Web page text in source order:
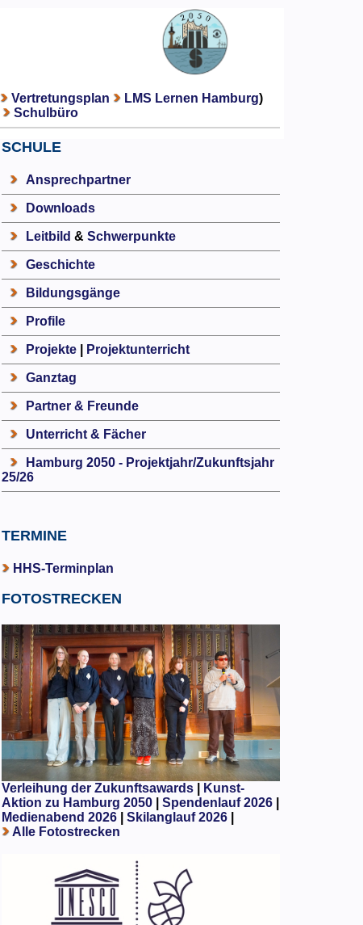
Vertretungsplan LMS Lernen Hamburg)
Schulbüro
SCHULE
Ansprechpartner
Downloads
Leitbild & Schwerpunkte
Geschichte
Bildungsgänge
Profile
Projekte| Projektunterricht
Ganztag
Partner & Freunde
Unterricht & Fächer
Hamburg 2050 - Projektjahr/Zukunftsjahr
25/26
TERMINE
HHS-Terminplan
FOTOSTRECKEN
Verleihung der Zukunftsawards|
Kunst-
Aktion zu Hamburg 2050
Spendenlauf 2026|
Medienabend 2026| Skilanglauf 2026|
Alle Fotostrecken